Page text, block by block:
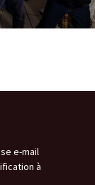
e-mail
à